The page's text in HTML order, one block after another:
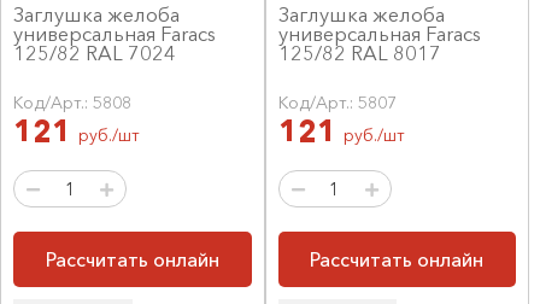
Заглушка желоба
универсальная Faracs
125/82 RAL 7024
Код/Арт.: 5808
121 руб./шт
Рассчитать онлайн
Заглушка желоба
универсальная Faracs
125/82 RAL 8017
Код/Арт.: 5807
121 руб./шт
Рассчитать онлайн